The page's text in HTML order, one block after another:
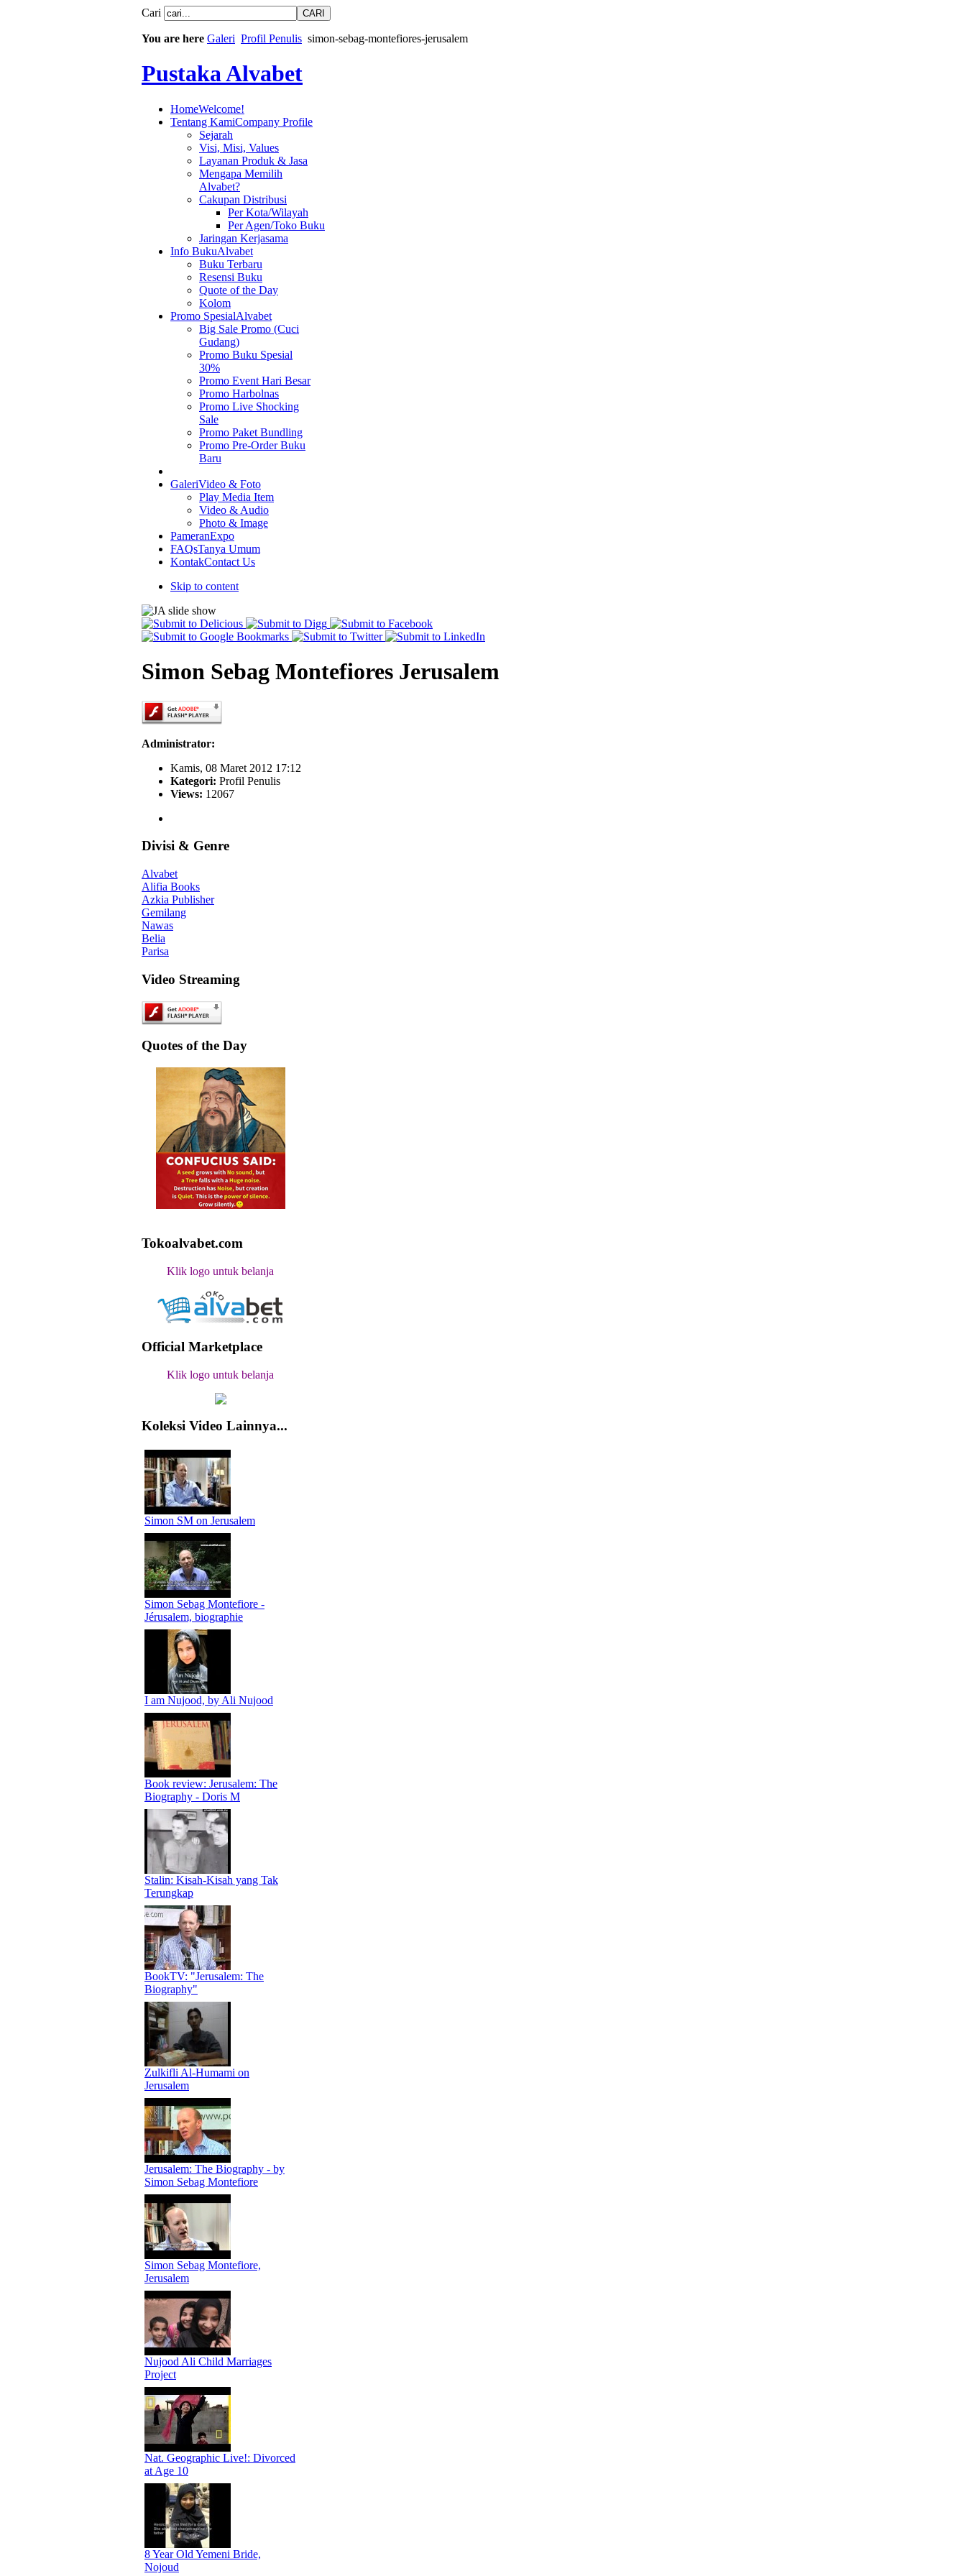
Cari
You are here Galeri Profil Penulis simon-sebag-montefiores-jerusalem
Pustaka Alvabet
HomeWelcome!
Tentang KamiCompany Profile
Sejarah
Visi, Misi, Values
Layanan Produk & Jasa
Mengapa Memilih
Alvabet?
Cakupan Distribusi
Per Kota/Wilayah
Per Agen/Toko Buku
Jaringan Kerjasama
Info BukuAlvabet
Buku Terbaru
Resensi Buku
Quote of the Day
Kolom
Promo SpesialAlvabet
Big Sale Promo (Cuci
Gudang)
Promo Buku Spesial
30%
Promo Event Hari Besar
Promo Harbolnas
Promo Live Shocking
Sale
Promo Paket Bundling
Promo Pre-Order Buku
Baru
GaleriVideo & Foto
Play Media Item
Video & Audio
Photo & Image
PameranExpo
FAQsTanya Umum
KontakContact Us
Skip to content
Simon Sebag Montefiores Jerusalem
Administrator:
Kamis, 08 Maret 2012 17:12
Kategori: Profil Penulis
Views: 12067
Divisi & Genre
Alvabet
Alifia Books
Azkia Publisher
Gemilang
Nawas
Belia
Parisa
Video Streaming
Quotes of the Day
Tokoalvabet.com
Klik logo untuk belanja
Official Marketplace
Klik logo untuk belanja
Koleksi Video Lainnya...
Simon SM on Jerusalem
Simon Sebag Montefiore -
Jérusalem, biographie
I am Nujood, by Ali Nujood
Book review: Jerusalem: The
Biography - Doris M
Stalin: Kisah-Kisah yang Tak
Terungkap
BookTV: "Jerusalem: The
Biography"
Zulkifli Al-Humami on
Jerusalem
Jerusalem: The Biography - by
Simon Sebag Montefiore
Simon Sebag Montefiore,
Jerusalem
Nujood Ali Child Marriages
Project
Nat. Geographic Live!: Divorced
at Age 10
8 Year Old Yemeni Bride,
Nojoud